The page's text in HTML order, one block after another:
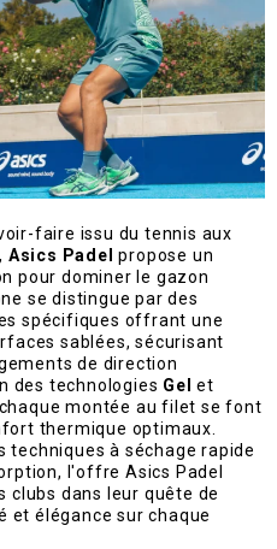
faire issu du tennis aux
Asics Padel propose un
pour dominer le gazon
se distingue par des
spécifiques offrant une
sablées, sécurisant
de direction
des technologies Gel et
montée au filet se font
thermique optimaux.
techniques à séchage rapide
l'offre Asics Padel
clubs dans leur quête de
et élégance sur chaque